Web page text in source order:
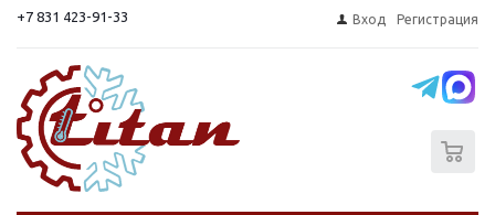
+7 831 423-91-33 Вход Регистрация